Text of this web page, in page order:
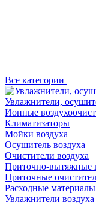
Все категории
Увлажнители,
Ионные
Климатизаторы
Мойки воздуха
Осушитель воздуха
Очистители воздуха
Приточно-вытяжные
Приточные
Расходные материалы
Увлажнители воздуха